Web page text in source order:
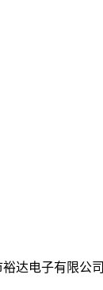
达电子有限公司